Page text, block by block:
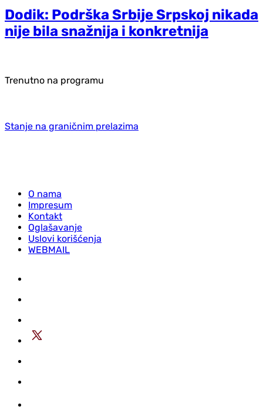
Dodik: Podrška Srbije Srpskoj nikada
nije bila snažnija i konkretnija
Trenutno na programu
Stanje na graničnim prelazima
O nama
Impresum
Kontakt
Oglašavanje
Uslovi korišćenja
WEBMAIL